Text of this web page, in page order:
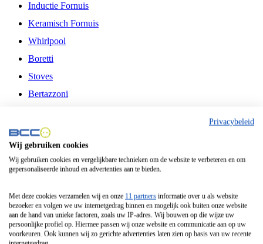
Inductie Fornuis
Keramisch Fornuis
Whirlpool
Boretti
Stoves
Bertazzoni
Fitelli
Airfryer
Frituurpan
Contactgrill
Broodbakmachine
Broodrooster
Privacybeleid
Wij gebruiken cookies
Wij gebruiken cookies en vergelijkbare technieken om de website te verbeteren en om
gepersonaliseerde inhoud en advertenties aan te bieden.
Met deze cookies verzamelen wij en onze 11 partners informatie over u als website
bezoeker en volgen we uw internetgedrag binnen en mogelijk ook buiten onze website
aan de hand van unieke factoren, zoals uw IP-adres. Wij bouwen op die wijze uw
persoonlijke profiel op. Hiermee passen wij onze website en communicatie aan op uw
voorkeuren. Ook kunnen wij zo gerichte advertenties laten zien op basis van uw recente